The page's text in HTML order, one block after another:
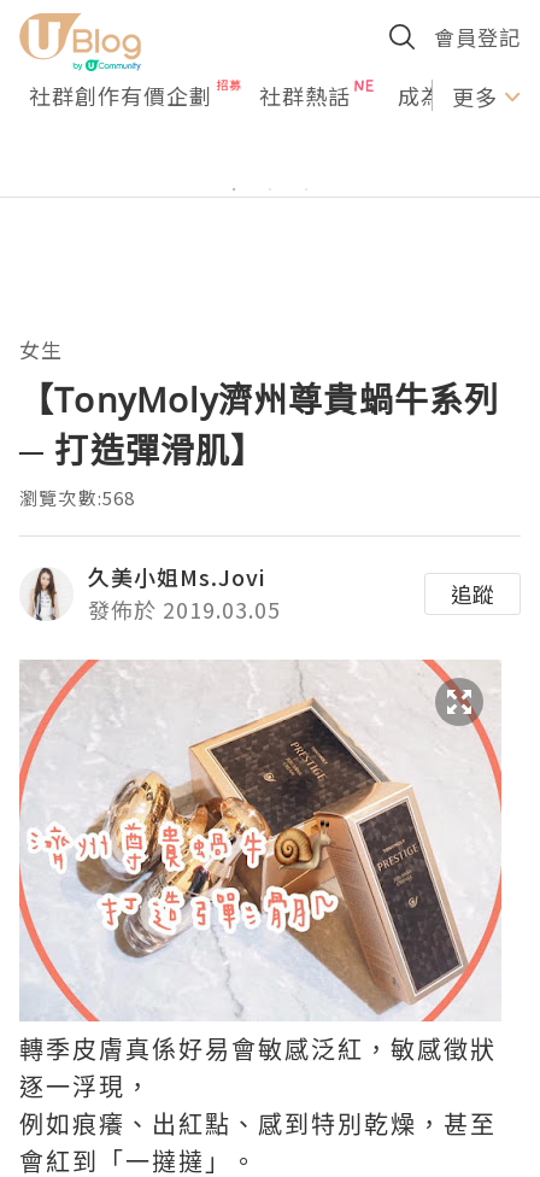
會員登記
社群創作有價企劃 社群熱話 成為U更多
女生
【TonyMoly濟州尊貴蝸牛系列
─ 打造彈滑肌】
瀏覽次數:568
久美小姐Ms.Jovi
發佈於 2019.03.05
追蹤
轉季皮膚真係好易會敏感泛紅，敏感徵狀
逐一浮現，
例如痕癢、出紅點、感到特別乾燥，甚至
會紅到「一撻撻」。